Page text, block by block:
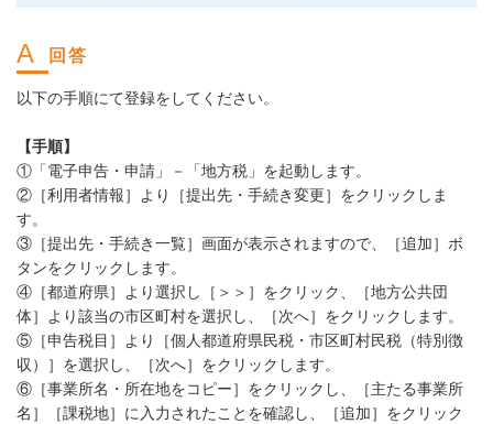
以下の手順にて登録をしてください。
【手順】
①「電子申告・申請」－「地方税」を起動します。
②［利用者情報］より［提出先・手続き変更］をクリックしま
す。
③［提出先・手続き一覧］画面が表示されますので、［追加］ボ
タンをクリックします。
④［都道府県］より選択し［＞＞］をクリック、［地方公共団
体］より該当の市区町村を選択し、［次へ］をクリックします。
⑤［申告税目］より［個人都道府県民税・市区町村民税（特別徴
収）］を選択し、［次へ］をクリックします。
⑥［事業所名・所在地をコピー］をクリックし、［主たる事業所
名］［課税地］に入力されたことを確認し、［追加］をクリック